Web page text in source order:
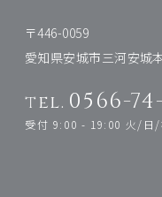
〒446-0059
愛知県安城市三河安城
tel. 0566-
受付 9:00 - 19:00 火/日/